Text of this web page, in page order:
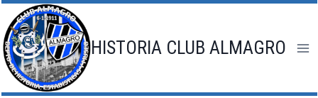
Saltar
al
contenido
HISTORIA CLUB ALMAGRO